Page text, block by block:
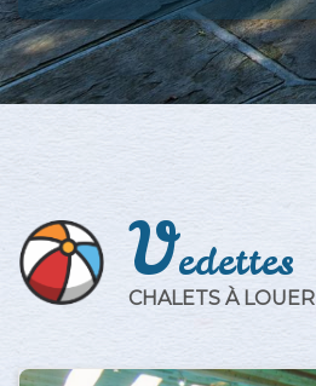
Vedettes
CHALETS À LOUER